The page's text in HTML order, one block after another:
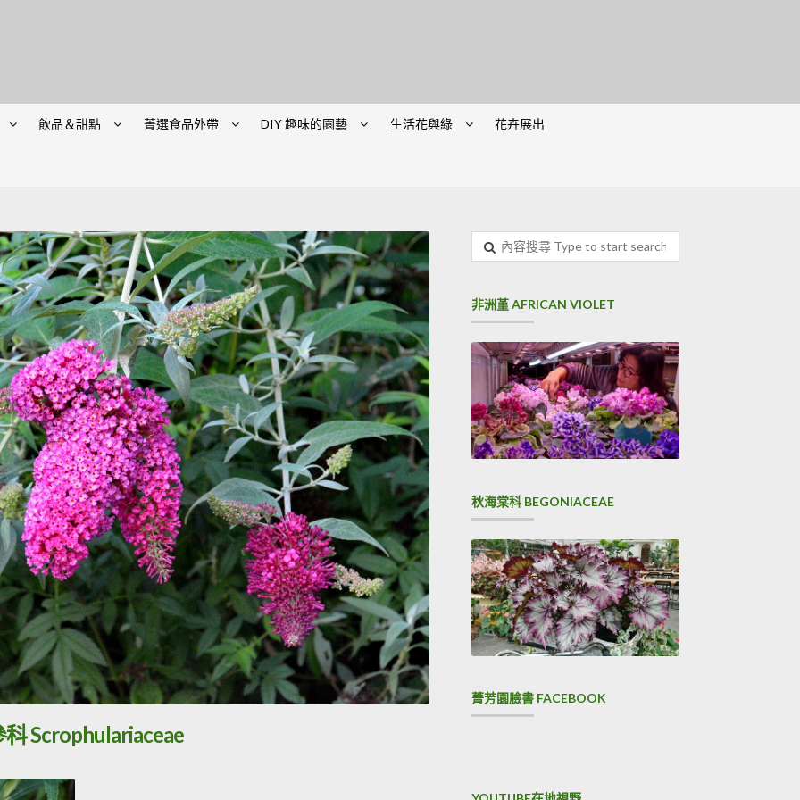
飲品＆甜點 菁選食品外帶 DIY 趣味的園藝 生活花與綠 花卉展出
Scrophulariaceae
容
尋
非洲堇 AFRICAN VIOLET
秋海棠科 BEGONIACEAE
菁芳園臉書 FACEBOOK